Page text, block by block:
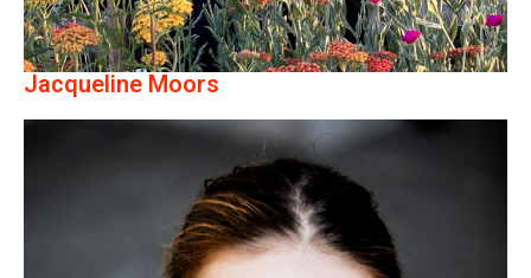
Jacqueline Moors